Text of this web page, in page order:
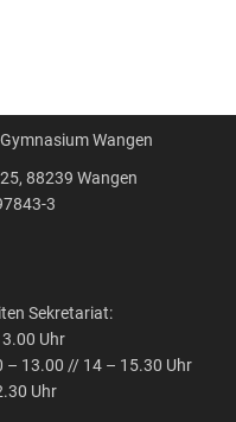
Wangen
88239 Wangen
3
Sekretariat:
Uhr
– 13.00 // 14 – 15.30 Uhr
Uhr